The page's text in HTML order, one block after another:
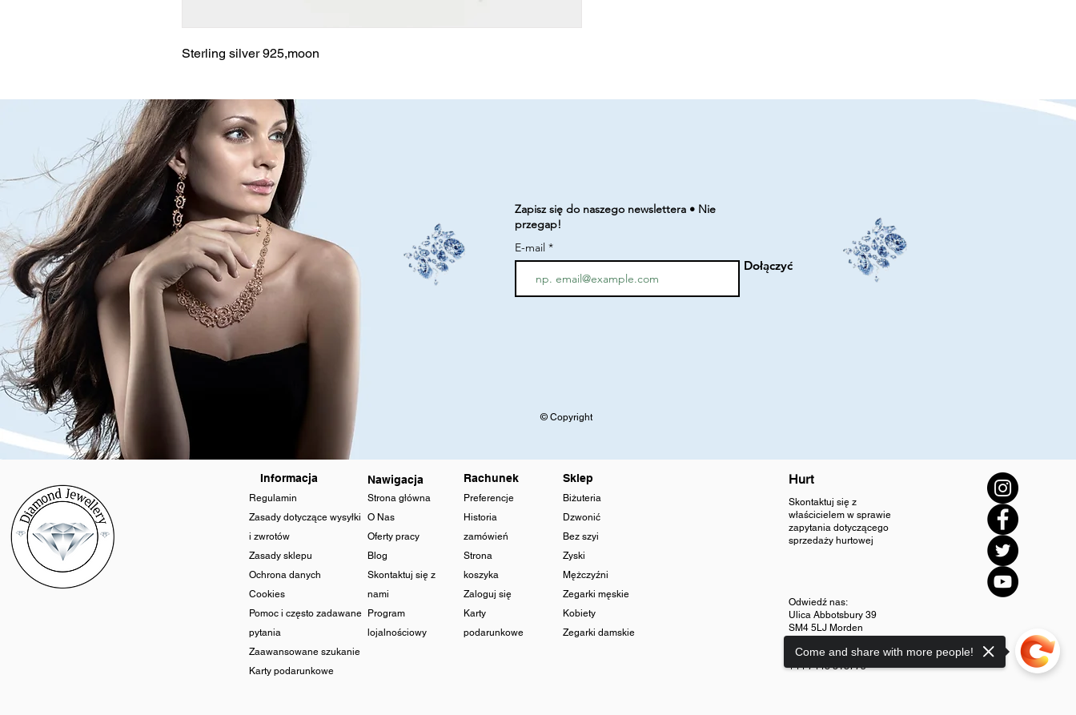
Sterling silver 925,moon
Zapisz się do naszego newslettera • Nie
przegap!
E-mail
Dołączyć
© Copyright
Informacja
Regulamin
Zasady dotyczące wysyłki
i zwrotów
Zasady sklepu
Ochrona danych
Cookies
Pomoc i często zadawane
pytania
Zaawansowane szukanie
Karty podarunkowe
Nawigacja
Strona główna
O Nas
Oferty pracy
Blog
Skontaktuj się z
nami
Program
lojalnościowy
Rachunek
Preferencje
Historia
zamówień
Strona
koszyka
Zaloguj się
Karty
podarunkowe
Sklep
Biżuteria
Dzwonić
Bez szyi
Zyski
Mężczyźni
Zegarki męskie
Kobiety
Zegarki damskie
Hurt
Skontaktuj się z
właścicielem w sprawie
zapytania dotyczącego
sprzedaży hurtowej
Odwiedź nas:
Ulica Abbotsbury 39
SM4 5LJ Morden
info@diamondjewellery.store
+44 7448 318775
Come and share with more people!